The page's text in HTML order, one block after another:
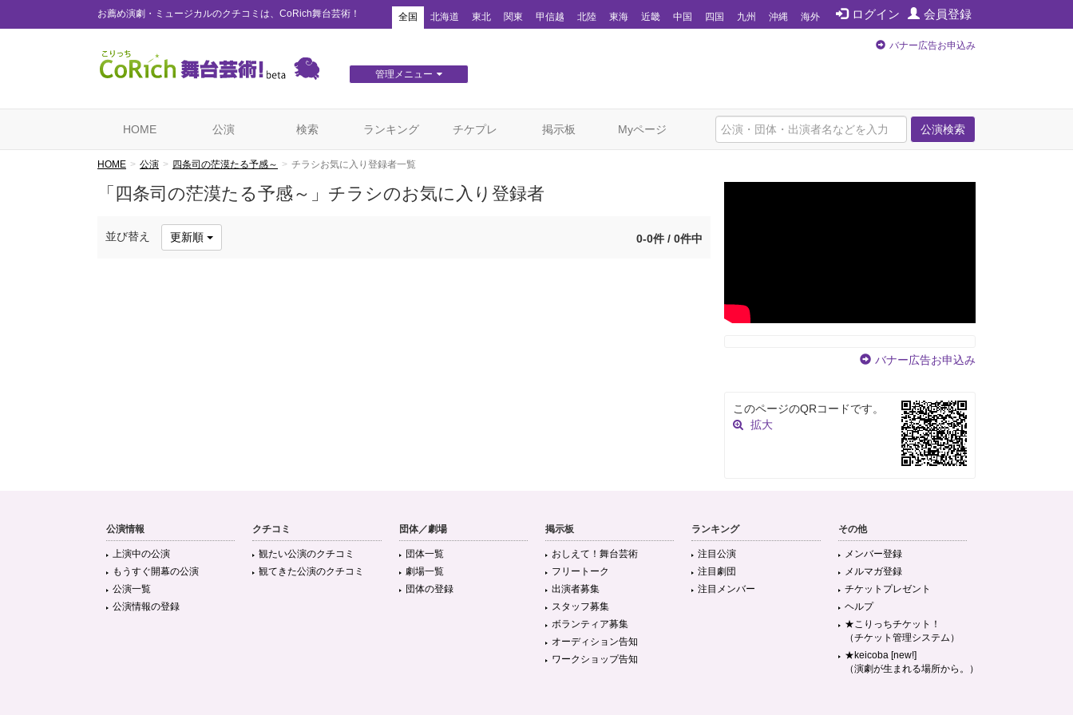
お薦め演劇・ミュージカルのクチコミは、CoRich舞台芸術！ ログイン 会員登録
全国 北海道 東北 関東 甲信越 北陸 東海 近畿 中国 四国 九州 沖縄 海外
管理メニュー
バナー広告お申込み
公演検索
HOME 公演 検索 ランキング チケプレ 掲示板 Myページ
HOME 公演 四条司の茫漠たる予感～ チラシお気に入り登録者一覧
「四条司の茫漠たる予感～」チラシのお気に入り登録者
並び替え 更新順 0-0件 / 0件中
バナー広告お申込み
このページのQRコードです。
拡大
公演情報
上演中の公演
もうすぐ開幕の公演
公演一覧
公演情報の登録
クチコミ
観たい公演のクチコミ
観てきた公演のクチコミ
団体／劇場
団体一覧
劇場一覧
団体の登録
掲示板
おしえて！舞台芸術
フリートーク
出演者募集
スタッフ募集
ボランティア募集
オーディション告知
ワークショップ告知
ランキング
注目公演
注目劇団
注目メンバー
その他
メンバー登録
メルマガ登録
チケットプレゼント
ヘルプ
★こりっちチケット！
（チケット管理システム）
★keicoba [new!]
（演劇が生まれる場所から。）